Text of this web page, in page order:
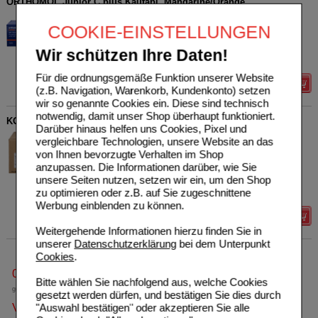
COOKIE-EINSTELLUNGEN
Wir schützen Ihre Daten!
Für die ordnungsgemäße Funktion unserer Website
(z.B. Navigation, Warenkorb, Kundenkonto) setzen
wir so genannte Cookies ein. Diese sind technisch
notwendig, damit unser Shop überhaupt funktioniert.
Darüber hinaus helfen uns Cookies, Pixel und
vergleichbare Technologien, unsere Website an das
von Ihnen bevorzugte Verhalten im Shop
anzupassen. Die Informationen darüber, wie Sie
unsere Seiten nutzen, setzen wir ein, um den Shop
zu optimieren oder z.B. auf Sie zugeschnittene
Werbung einblenden zu können.
Weitergehende Informationen hierzu finden Sie in
unserer Datenschutzerklärungbei dem Unterpunkt
Cookies.
Bitte wählen Sie nachfolgend aus, welche Cookies
gesetzt werden dürfen, und bestätigen Sie dies durch
"Auswahl bestätigen" oder akzeptieren Sie alle
10013630
UVP
Sie sparen
Details
KOCHSALZLÖSUNG 0,9% Miniflac
B. Braun Melsungen AG
06173569
10X100
ml Infusionslösung
AVP***
Unser Preis*
Sie sparen 18,12 €
Grundpreis
0800-10 11 422
gebührenfreie Rufnummer
Versandkostenfrei